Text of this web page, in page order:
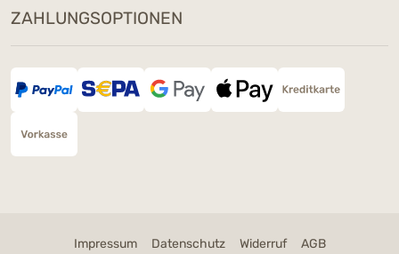
ZAHLUNGSOPTIONEN
Impressum Datenschutz Widerruf AGB